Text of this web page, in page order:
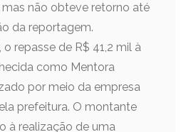
não obteve retorno até
da reportagem.
repasse de R$ 41,2 mil à
como Mentora
por meio da empresa
prefeitura. O montante
à realização de uma